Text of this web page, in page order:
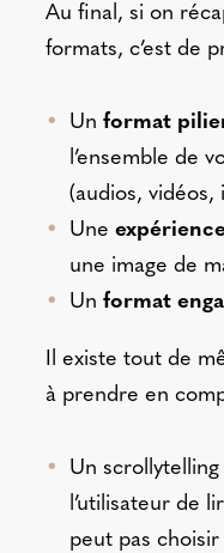
Au final, si on
formats, c’est de
Un format
l’ensemble de
(audios,
Une
une image de
Un format
Il existe tout de
à prendre en
Un
l’utilisateur de
peut pas